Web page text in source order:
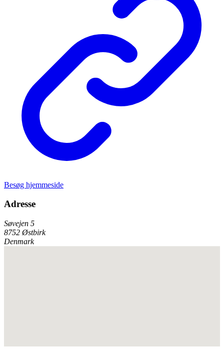
Besøg hjemmeside
Adresse
Søvejen 5
8752 Østbirk
Denmark